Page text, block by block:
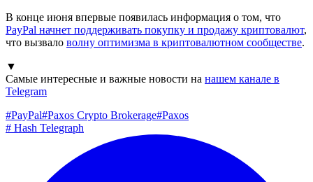
В конце июня впервые появилась информация о том, что
PayPal начнет поддерживать покупку и продажу криптовалют,
что вызвало волну оптимизма в криптовалютном сообществе.
▼
Самые интересные и важные новости на нашем канале в
Telegram
#PayPal#Paxos Crypto Brokerage#Paxos
# Hash Telegraph